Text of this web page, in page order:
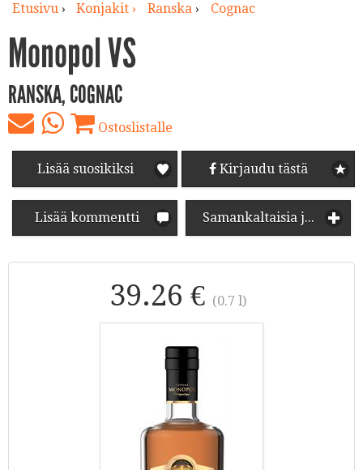
Etusivu› Konjakit › Ranska› Cognac
Monopol VS
RANSKA, COGNAC
Ostoslistalle
Lisää suosikiksi Kirjaudu tästä
Lisää kommentti Samankaltaisia juomia
39.26 € (0.7 l)